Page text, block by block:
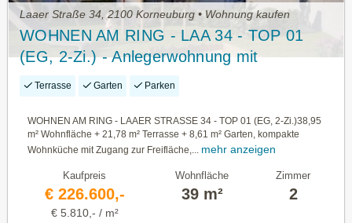
Laaer Straße 34, 2100 Korneuburg • Wohnung kaufen
WOHNEN AM RING - LAA 34 - TOP 01
(EG, 2-Zi.) - Anlegerwohnung mit
Innenhoflage - 2-Zi-Whg. mit Garten
Terrasse Garten Parken
WOHNEN AM RING - LAAER STRASSE 34 - TOP 01 (EG, 2-Zi.)38,95
m² Wohnfläche + 21,78 m² Terrasse + 8,61 m² Garten, kompakte
Wohnküche mit Zugang zur Freifläche,... mehr anzeigen
Kaufpreis
€ 226.600,-
€ 5.810,- / m²
Wohnfläche
39 m²
Zimmer
2